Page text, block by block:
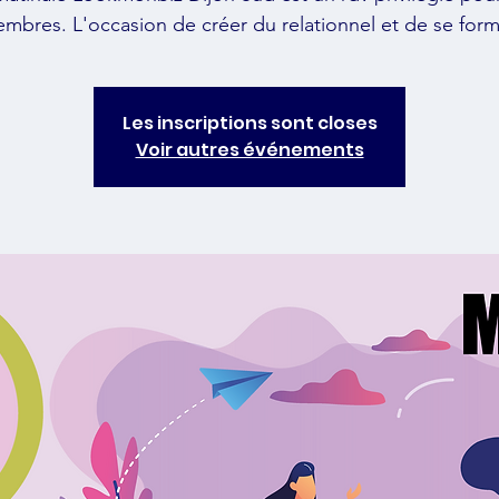
L'occasion de créer du relationnel et de se
Les inscriptions sont closes
Voir autres événements